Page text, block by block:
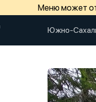
Меню может
Южно-